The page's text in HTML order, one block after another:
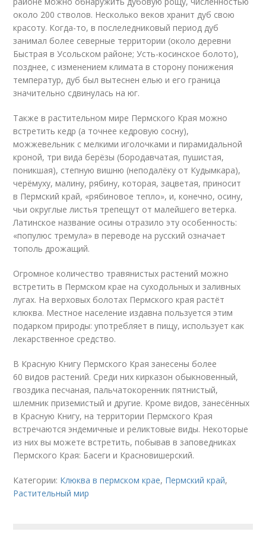
около 200 стволов. Несколько веков хранит дуб свою
красоту. Когда-то, в послеледниковый период дуб
занимал более северные территории (около деревни
Быстрая в Усольском районе; Усть-косинское болото),
позднее, с изменением климата в сторону понижения
температур, дуб был вытеснен елью и его граница
значительно сдвинулась на юг.
Также в растительном мире Пермского Края можно
встретить кедр (а точнее кедровую сосну),
можжевельник с мелкими иголочками и пирамидальной
кроной, три вида берёзы (бородавчатая, пушистая,
поникшая), степную вишню (неподалёку от Кудымкара),
черёмуху, малину, рябину, которая, зацветая, приносит
в Пермский край, «рябиновое тепло», и, конечно, осину,
чьи округлые листья трепещут от малейшего ветерка.
Латинское название осины отразило эту особенность:
«популюс тремула» в переводе на русский означает
тополь дрожащий.
Огромное количество травянистых растений можно
встретить в Пермском крае на суходольных и заливных
лугах. На верховых болотах Пермского края растёт
клюква. Местное население издавна пользуется этим
подарком природы: употребляет в пищу, использует как
лекарственное средство.
В Красную Книгу Пермского Края занесены более
60 видов растений. Среди них кирказон обыкновенный,
гвоздика песчаная, пальчатокоренник пятнистый,
шлемник приземистый и другие. Кроме видов, занесённых
в Красную Книгу, на территории Пермского Края
встречаются эндемичные и реликтовые виды. Некоторые
из них вы можете встретить, побывав в заповедниках
Пермского Края: Басеги и Красновишерский.
Категории: Клюква в пермском крае, Пермский край,
Растительный мир